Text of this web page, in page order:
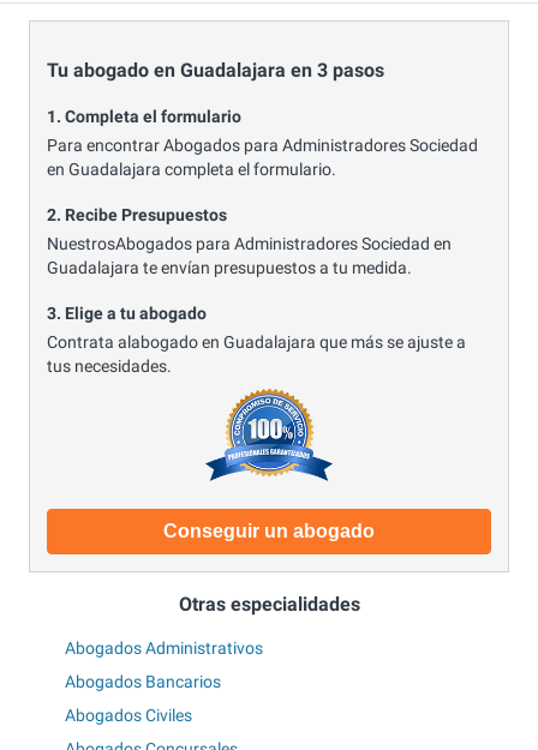
Tu abogado en Guadalajara en 3 pasos
1. Completa el formulario
Para encontrar Abogados para Administradores Sociedad
en Guadalajara completa el formulario.
2. Recibe Presupuestos
NuestrosAbogados para Administradores Sociedad en
Guadalajara te envían presupuestos a tu medida.
3. Elige a tu abogado
Contrata alabogado en Guadalajara que más se ajuste a
tus necesidades.
Conseguir un abogado
Otras especialidades
Abogados Administrativos
Abogados Bancarios
Abogados Civiles